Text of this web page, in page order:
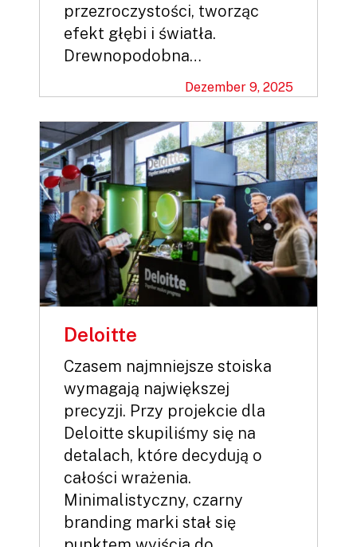
przezroczystości, tworząc
efekt głębi i światła.
Drewnopodobna…
Dezember 9, 2025
Deloitte
Czasem najmniejsze stoiska
wymagają największej
precyzji. Przy projekcie dla
Deloitte skupiliśmy się na
detalach, które decydują o
całości wrażenia.
Minimalistyczny, czarny
branding marki stał się